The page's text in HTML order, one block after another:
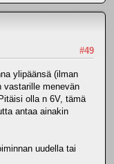
#49
ylipäänsä (ilman
vastarille menevän
olla n 6V, tämä
antaa ainakin
uudella tai